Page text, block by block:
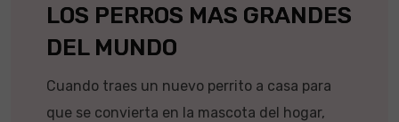
LOS PERROS MAS GRANDES
DEL MUNDO
Cuando traes un nuevo perrito a casa para
que se convierta en la mascota del hogar,